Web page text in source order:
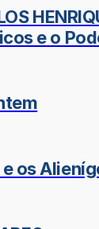
e o
e os